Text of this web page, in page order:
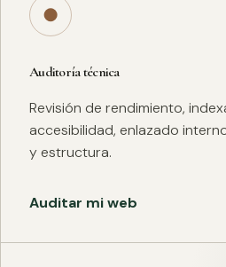
●
Auditoría técnica
Revisión de rendimiento,
accesibilidad, enlazado
y estructura.
Auditar mi web